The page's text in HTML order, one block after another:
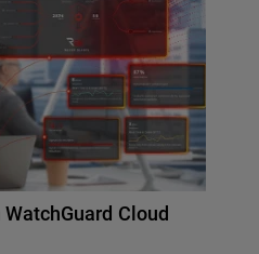
Cloud